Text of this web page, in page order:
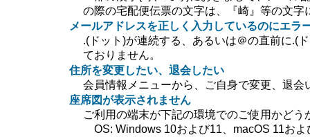
の際の宅配便伝票の文字は、『崎』等の文
メールアドレスを正しく入力しているのにエラ
.(ドット)が連続する、あるいは＠の直前に.(
ておりません。
住所を変更したい、退会したい
会員情報メニューから、ご自身で変更、退会
座席図が表示されません
ご利用の端末が下記の環境でのご使用かどう
OS: Windows 10および11、macOS 11お